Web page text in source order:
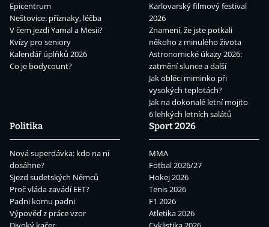
Epicentrum
Neštovice: příznaky, léčba
V čem jezdí Yamal a Mesii?
Kvízy pro seniory
Kalendář úplňků 2026
Co je bodycount?
Karlovarský filmový festival
2026
Znamení, že jste potkali
někoho z minulého života
Astronomické úkazy 2026:
zatmění slunce a další
Jak obléci miminko při
vysokých teplotách?
Jak na dokonalé letní mojito
6 lehkých letních salátů
Politika
Nová superdávka: kdo na ní
dosáhne?
Sjezd sudetských Němců
Proč vláda zavádí EET?
Padni komu padni
Výpověď z práce vzor
Sport 2026
MMA
Fotbal 2026/27
Hokej 2026
Tenis 2026
F1 2026
Atletika 2026